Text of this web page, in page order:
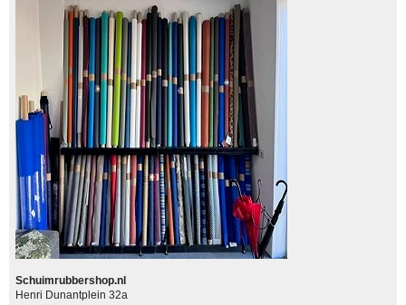
Schuimrubbershop.nl
Henri Dunantplein 32a